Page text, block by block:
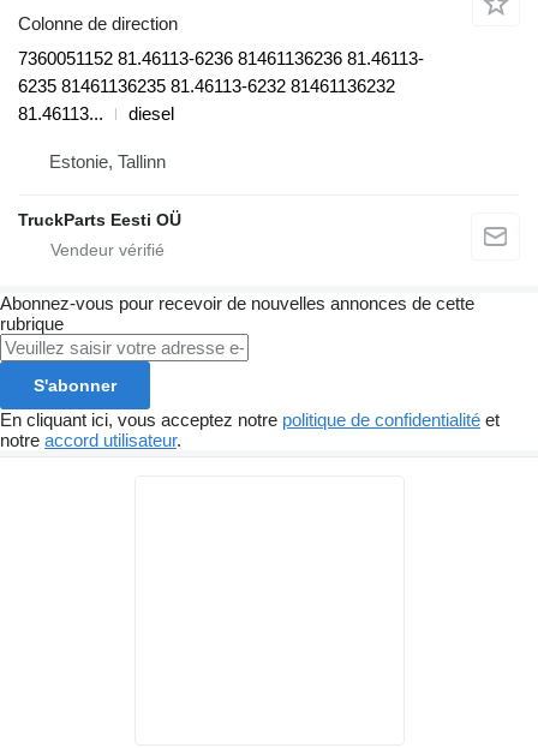
Colonne de direction
7360051152 81.46113-6236 81461136236 81.46113-
6235 81461136235 81.46113-6232 81461136232
81.46113...
diesel
Estonie, Tallinn
TruckParts Eesti OÜ
Abonnez-vous pour recevoir de nouvelles annonces de cette
rubrique
S'abonner
En cliquant ici, vous acceptez notre politique de confidentialité et
notre accord utilisateur.